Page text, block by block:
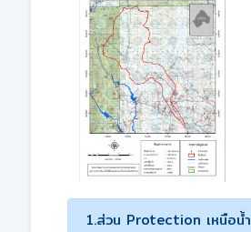
1.ส่วน Protection เหนือน้ำ